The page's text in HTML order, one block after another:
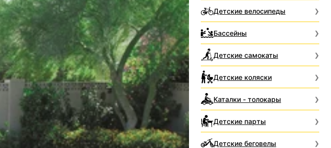
Детские велосипеды
Бассейны
Детские самокаты
Детские коляски
Каталки - толокары
Детские парты
Детские беговелы